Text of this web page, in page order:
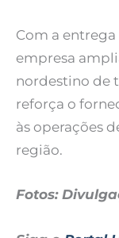
Com a entrega
empresa
nordestino de
reforça o
às operações
região.
Fotos: